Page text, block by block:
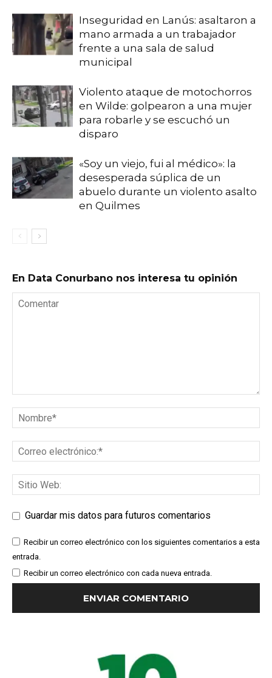
Inseguridad en Lanús: asaltaron a
mano armada a un trabajador
frente a una sala de salud
municipal
Violento ataque de motochorros
en Wilde: golpearon a una mujer
para robarle y se escuchó un
disparo
«Soy un viejo, fui al médico»: la
desesperada súplica de un
abuelo durante un violento asalto
en Quilmes
En Data Conurbano nos interesa tu opinión
Guardar mis datos para futuros comentarios
Recibir un correo electrónico con los siguientes comentarios a esta
entrada.
Recibir un correo electrónico con cada nueva entrada.